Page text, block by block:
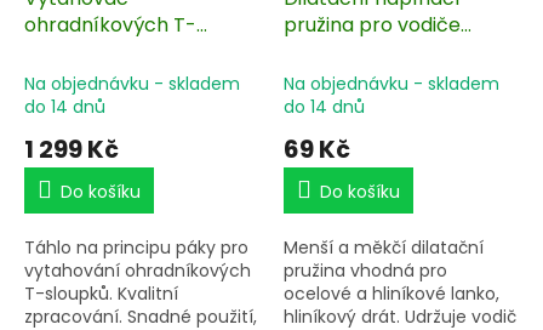
ohradníkových T-
Na objednávku - skladem
do 14 dnů
1 299 Kč
Do košíku
Táhlo na principu páky pro
vytahování ohradníkových
T-sloupků. Kvalitní
zpracování. Snadné použití,
pružina pro vodiče
nerezová 200 mm
Na objednávku - skladem
do 14 dnů
69 Kč
Do košíku
Menší a měkčí dilatační
pružina vhodná pro
ocelové a hliníkové lanko,
hliníkový drát. Udržuje vodič